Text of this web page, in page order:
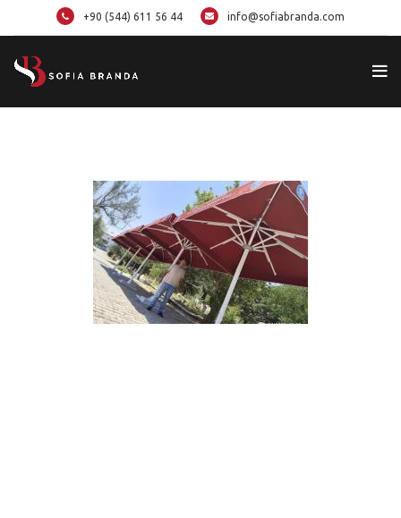
+90 (544) 611 56 44 info@sofiabranda.com